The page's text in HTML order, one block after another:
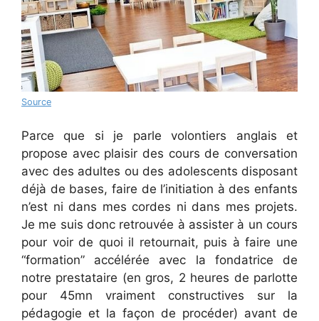
Source
Parce que si je parle volontiers anglais et
propose avec plaisir des cours de conversation
avec des adultes ou des adolescents disposant
déjà de bases, faire de l’initiation à des enfants
n’est ni dans mes cordes ni dans mes projets.
Je me suis donc retrouvée à assister à un cours
pour voir de quoi il retournait, puis à faire une
“formation” accélérée avec la fondatrice de
notre prestataire (en gros, 2 heures de parlotte
pour 45mn vraiment constructives sur la
pédagogie et la façon de procéder) avant de